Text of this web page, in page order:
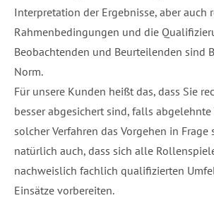
Interpretation der Ergebnisse, aber auch
Rahmenbedingungen und die
Beobachtenden und Beurteilenden sind
Norm.
Für unsere Kunden heißt das, dass Sie
besser abgesichert sind, falls
solcher Verfahren das Vorgehen in
natürlich auch, dass sich alle
nachweislich fachlich qualifizierten
Einsätze vorbereiten.